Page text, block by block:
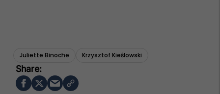
Juliette Binoche Krzysztof Kieślowski